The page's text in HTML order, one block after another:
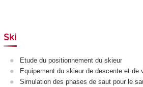
Ski
Etude du positionnement du skieur
Equipement du skieur de descente et de
Simulation des phases de saut pour le